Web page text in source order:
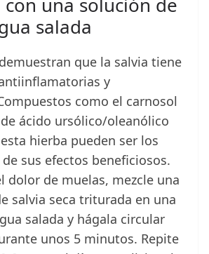
con una solución de
salada
que la salvia tiene
y
como el carnosol
ácido ursólico/oleanólico
hierba pueden ser los
sus efectos beneficiosos.
dolor de muelas, mezcle una
salvia seca triturada en una
salada y hágala circular
unos 5 minutos. Repite